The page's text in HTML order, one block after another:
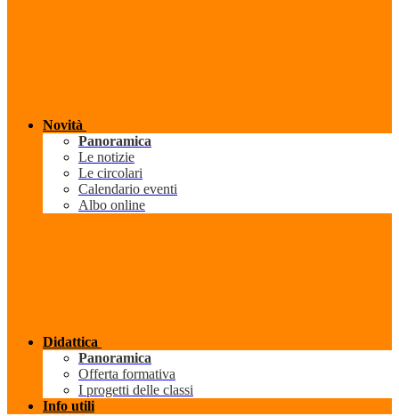
Novità
Panoramica
Le notizie
Le circolari
Calendario eventi
Albo online
Didattica
Panoramica
Offerta formativa
I progetti delle classi
Info utili